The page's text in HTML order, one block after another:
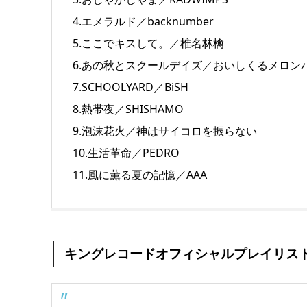
4.エメラルド／backnumber
5.ここでキスして。／椎名林檎
6.あの秋とスクールデイズ／おいしくるメロン
7.SCHOOLYARD／BiSH
8.熱帯夜／SHISHAMO
9.泡沫花火／神はサイコロを振らない
10.生活革命／PEDRO
11.風に薫る夏の記憶／AAA
キングレコードオフィシャルプレイリス